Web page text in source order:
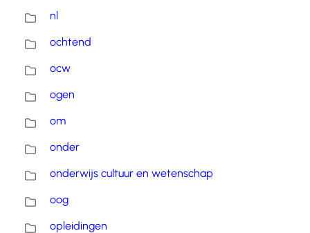
nl
ochtend
ocw
ogen
om
onder
onderwijs cultuur en wetenschap
oog
opleidingen